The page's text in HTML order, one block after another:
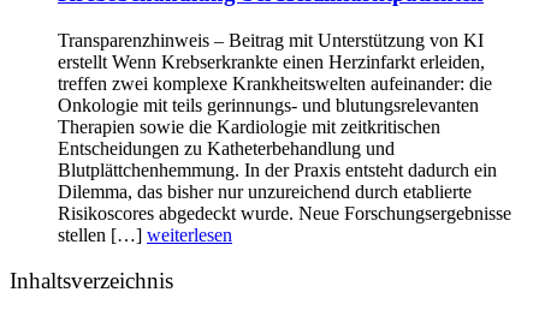
Transparenzhinweis – Beitrag mit Unterstützung von KI
erstellt Wenn Krebserkrankte einen Herzinfarkt erleiden,
treffen zwei komplexe Krankheitswelten aufeinander: die
Onkologie mit teils gerinnungs- und blutungsrelevanten
Therapien sowie die Kardiologie mit zeitkritischen
Entscheidungen zu Katheterbehandlung und
Blutplättchenhemmung. In der Praxis entsteht dadurch ein
Dilemma, das bisher nur unzureichend durch etablierte
Risikoscores abgedeckt wurde. Neue Forschungsergebnisse
stellen […] weiterlesen
Inhaltsverzeichnis